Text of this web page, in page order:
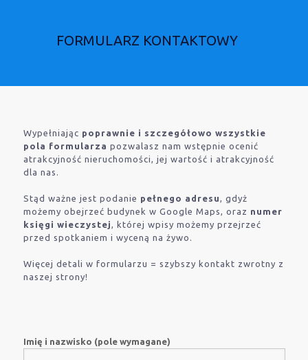
FORMULARZ KONTAKTOWY
Wypełniając poprawnie i szczegółowo wszystkie
pola formularza pozwalasz nam wstępnie ocenić
atrakcyjność nieruchomości, jej wartość i atrakcyjność
dla nas.
Stąd ważne jest podanie pełnego adresu, gdyż
możemy obejrzeć budynek w Google Maps, oraz numer
księgi wieczystej, której wpisy możemy przejrzeć
przed spotkaniem i wyceną na żywo.
Więcej detali w formularzu = szybszy kontakt zwrotny z
naszej strony!
Imię i nazwisko (pole wymagane)